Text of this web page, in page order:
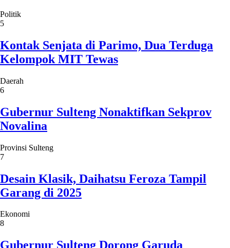
Politik
5
Kontak Senjata di Parimo, Dua Terduga
Kelompok MIT Tewas
Daerah
6
Gubernur Sulteng Nonaktifkan Sekprov
Novalina
Provinsi Sulteng
7
Desain Klasik, Daihatsu Feroza Tampil
Garang di 2025
Ekonomi
8
Gubernur Sulteng Dorong Garuda